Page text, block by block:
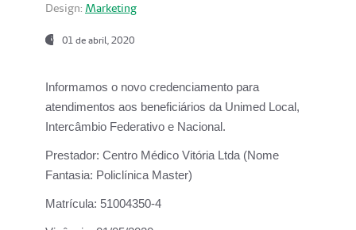
Design: Marketing
01 de abril, 2020
Informamos o novo credenciamento para
atendimentos aos beneficiários da Unimed Local,
Intercâmbio Federativo e Nacional.
Prestador: Centro Médico Vitória Ltda (Nome
Fantasia: Policlínica Master)
Matrícula: 51004350-4